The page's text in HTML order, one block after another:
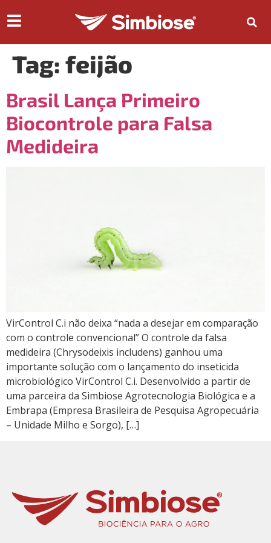
Tag: feijão
Brasil Lança Primeiro
Biocontrole para Falsa
Medideira
VirControl C.i não deixa “nada a desejar em comparação
com o controle convencional” O controle da falsa
medideira (Chrysodeixis includens) ganhou uma
importante solução com o lançamento do inseticida
microbiológico VirControl C.i. Desenvolvido a partir de
uma parceira da Simbiose Agrotecnologia Biológica e a
Embrapa (Empresa Brasileira de Pesquisa Agropecuária
– Unidade Milho e Sorgo), […]